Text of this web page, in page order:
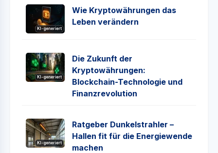
KI-generiert
Wie Kryptowährungen das
Leben verändern
KI-generiert
Die Zukunft der
Kryptowährungen:
Blockchain-Technologie und
Finanzrevolution
KI-generiert
Ratgeber Dunkelstrahler –
Hallen fit für die Energiewende
machen